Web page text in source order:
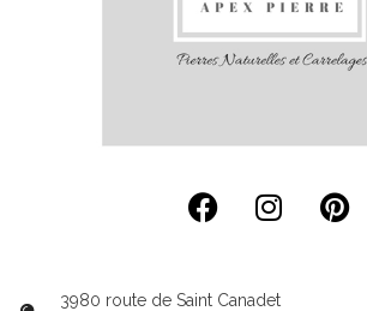
3980 route de Saint Canadet